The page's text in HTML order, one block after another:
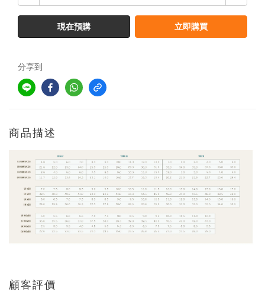
現在預購 立即購買
分享到
商品描述
顧客評價